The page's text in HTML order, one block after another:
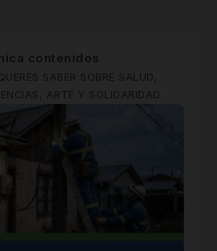
contenidos
SABER SOBRE SALUD,
ARTE Y SOLIDARIDAD